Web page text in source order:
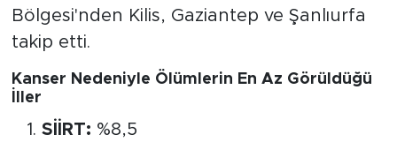
Bölgesi'nden Kilis, Gaziantep ve Şanlıurfa
takip etti.
Kanser Nedeniyle Ölümlerin En Az Görüldüğü
İller
SİİRT: %8,5